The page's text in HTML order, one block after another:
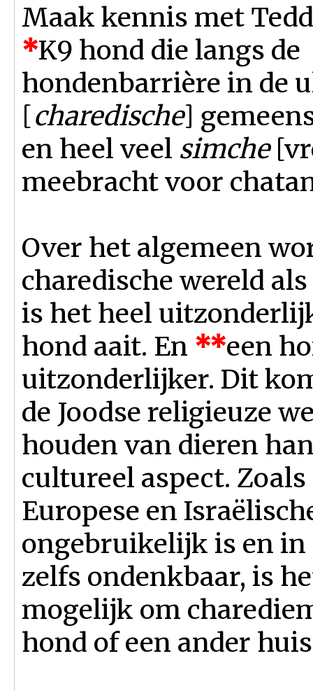
Maak kennis met
*K9 hond die langs de
hondenbarrière in de
[charedische]
en heel veel simche
meebracht voor
Over het algemeen
charedische wereld
is het heel
hond aait. En **een
uitzonderlijker. Dit
de Joodse religieuze
houden van dieren
cultureel aspect.
Europese en
ongebruikelijk is en in
zelfs ondenkbaar, is
mogelijk om
hond of een ander